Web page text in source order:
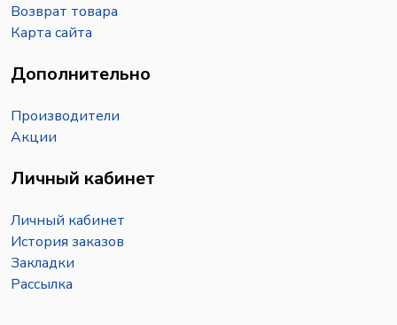
Возврат товара
Карта сайта
Дополнительно
Производители
Акции
Личный кабинет
Личный кабинет
История заказов
Закладки
Рассылка